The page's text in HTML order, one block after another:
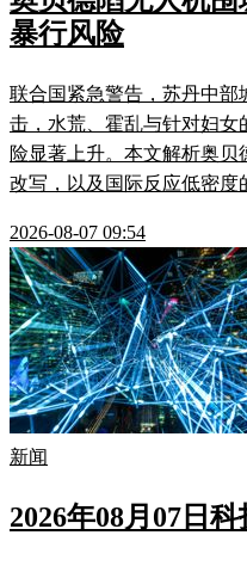
暴行风险
联合国紧急警告，苏丹中
击，水荒、霍乱与针对妇
险显著上升。本文解析奥
改写，以及国际反应低密度
2026-08-07 09:54
新闻
2026年08月07日